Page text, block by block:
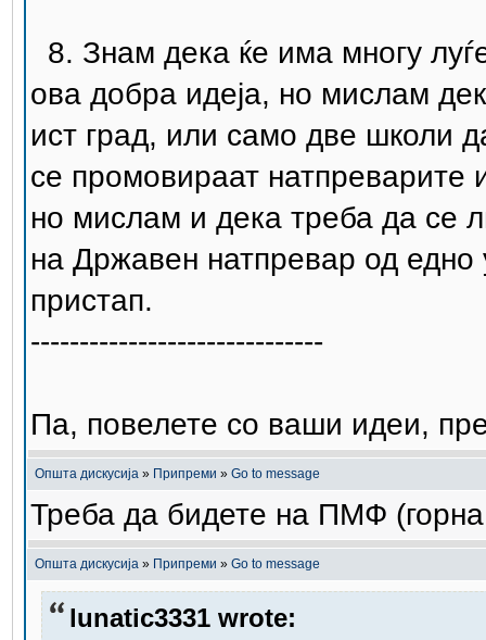
8. Знам дека ќе има многу
ова добра идеја, но мислам
ист град, или само две школи
се промовираат натпреварите
но мислам и дека треба да се
на Државен натпревар од
пристап.
------------------------------
Па, повелете со ваши идеи,
Општа дискусија » Припреми » Go to message
Треба да бидете на ПМФ
Општа дискусија » Припреми » Go to message
lunatic3331 wrote: